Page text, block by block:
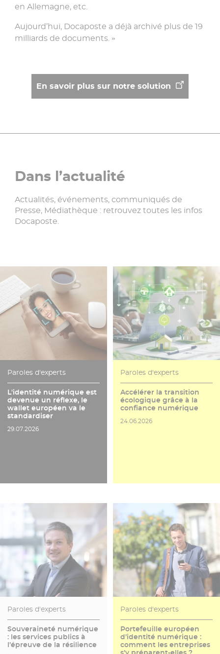
en Allemagne, etc.
Aujourd’hui, Docaposte a déjà archivé plus de 19
milliards de documents. »
En savoir plus sur notre solution
Dans l’actualité
Actualités, événements, communiqués de
Presse, Médiathèque : retrouvez toutes les infos
Docaposte.
Paroles d'experts
L'identité numérique est
devenue un réflexe, le
wallet européen va le
standardiser
Date de publication
29.07.2026
Paroles d'experts
Accélérer la transition
écologique grâce à la
confiance numérique
Date de publication
24.06.2026
Paroles d'experts
Souveraineté numérique
: les services publics à
l’épreuve de la résilience
Paroles d'experts
Portefeuille européen
d’identité numérique :
comment les entreprises